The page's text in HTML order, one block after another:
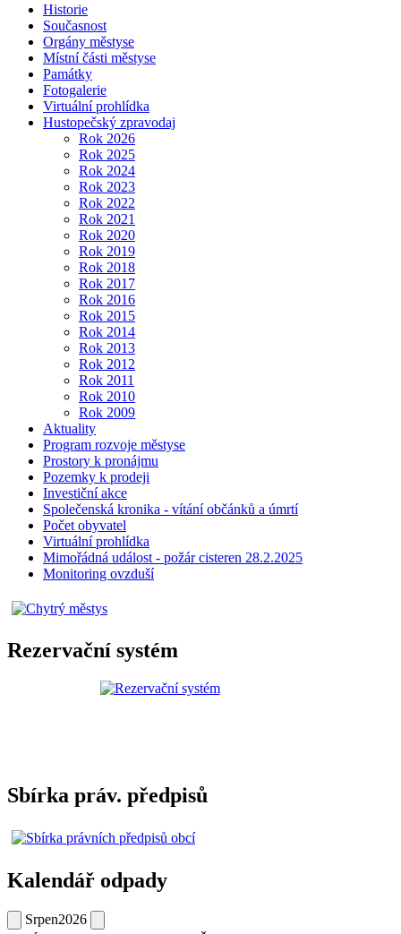
Historie
Současnost
Orgány městyse
Místní části městyse
Památky
Fotogalerie
Virtuální prohlídka
Hustopečský zpravodaj
Rok 2026
Rok 2025
Rok 2024
Rok 2023
Rok 2022
Rok 2021
Rok 2020
Rok 2019
Rok 2018
Rok 2017
Rok 2016
Rok 2015
Rok 2014
Rok 2013
Rok 2012
Rok 2011
Rok 2010
Rok 2009
Aktuality
Program rozvoje městyse
Prostory k pronájmu
Pozemky k prodeji
Investiční akce
Společenská kronika - vítání občánků a úmrtí
Počet obyvatel
Virtuální prohlídka
Mimořádná událost - požár cisteren 28.2.2025
Monitoring ovzduší
Rezervační systém
Sbírka práv. předpisů
Kalendář odpady
Srpen2026